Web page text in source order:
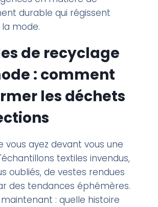
durable qui régissent
mode.
de recyclage
: comment
les déchets
vous ayez devant vous une
textiles invendus,
oubliés, de vestes rendues
des tendances éphémères.
maintenant : quelle histoire